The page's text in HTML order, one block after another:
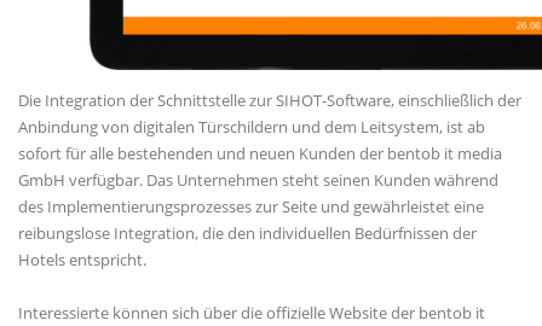
Die Integration der Schnittstelle zur SIHOT-Software, einschließlich der
Anbindung von digitalen Türschildern und dem Leitsystem, ist ab
sofort für alle bestehenden und neuen Kunden der bentob it media
GmbH verfügbar. Das Unternehmen steht seinen Kunden während
des Implementierungsprozesses zur Seite und gewährleistet eine
reibungslose Integration, die den individuellen Bedürfnissen der
Hotels entspricht.
Interessierte können sich über die offizielle Website der bentob it